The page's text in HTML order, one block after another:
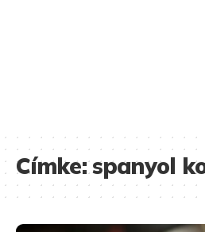
Címke:spanyol